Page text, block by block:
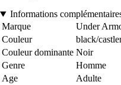
Informations
Marque
Under
Couleur
black/
Couleur dominante Noir
Genre
Homme
Age
Adulte